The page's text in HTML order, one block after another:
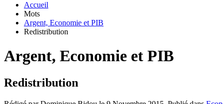
Accueil
Mots
Argent, Economie et PIB
Redistribution
Argent, Economie et PIB
Redistribution